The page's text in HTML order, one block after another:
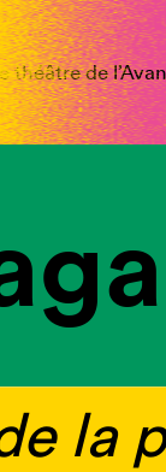
théâtre de
la